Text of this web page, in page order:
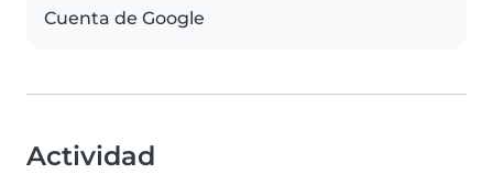
Cuenta de Google
Actividad